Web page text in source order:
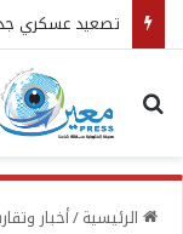
بحث عن
الرئيسية/أخبار